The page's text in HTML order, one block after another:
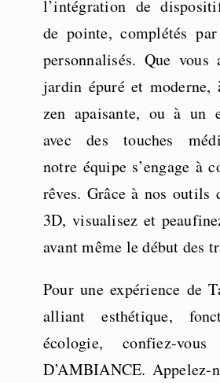
l’intégration de
de pointe, complétés
personnalisés. Que
jardin épuré et moderne,
zen apaisante, ou à un
avec des touches
notre équipe s’engage à
rêves. Grâce à nos outils
3D, visualisez et
avant même le début des
Pour une expérience de
alliant esthétique,
écologie, confiez-
D’AMBIANCE. Appelez-